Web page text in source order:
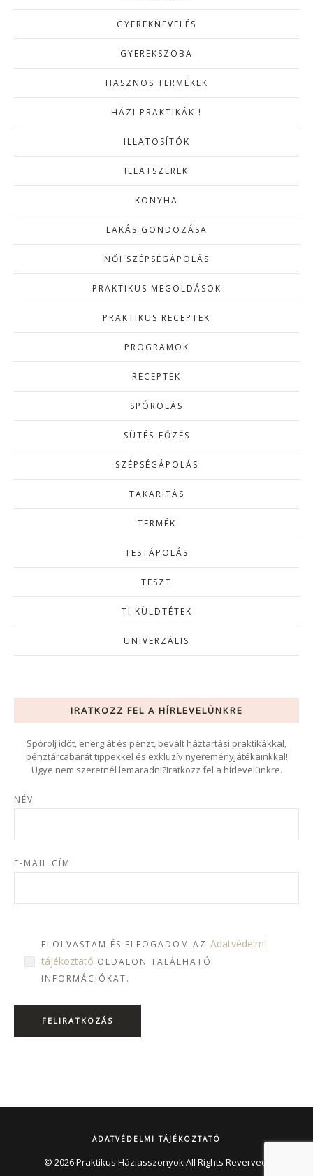
GYEREKNEVELÉS
GYEREKSZOBA
HASZNOS TERMÉKEK
HÁZI PRAKTIKÁK !
ILLATOSÍTÓK
ILLATSZEREK
KONYHA
LAKÁS GONDOZÁSA
NŐI SZÉPSÉGÁPOLÁS
PRAKTIKUS MEGOLDÁSOK
PRAKTIKUS RECEPTEK
PROGRAMOK
RECEPTEK
SPÓROLÁS
SÜTÉS-FŐZÉS
SZÉPSÉGÁPOLÁS
TAKARÍTÁS
TERMÉK
TESTÁPOLÁS
TESZT
TI KÜLDTÉTEK
UNIVERZÁLIS
IRATKOZZ FEL A HÍRLEVELÜNKRE
Spórolj időt, energiát és pénzt, bevált háztartási praktikákkal,
pénztárcabarát tippekkel és exkluzív nyereményjátékainkkal!
Ugye nem szeretnél lemaradni?Iratkozz fel a hírlevelünkre.
NÉV
E-MAIL CÍM
ELOLVASTAM ÉS ELFOGADOM AZ Adatvédelmi
tájékoztató OLDALON TALÁLHATÓ
INFORMÁCIÓKAT.
ADATVÉDELMI TÁJÉKOZTATÓ
© 2026 Praktikus Háziasszonyok All Rights Reverved.